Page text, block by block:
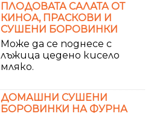
ПЛОДОВАТА САЛАТА ОТ
КИНОА, ПРАСКОВИ И
СУШЕНИ БОРОВИНКИ
Може да се поднесе с
лъжица цедено кисело
мляко.
ДОМАШНИ СУШЕНИ
БОРОВИНКИ НА ФУРНА